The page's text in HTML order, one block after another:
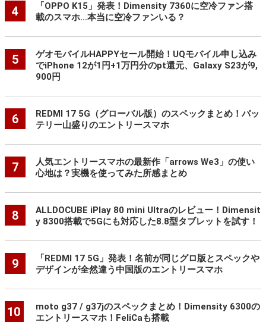
4
「OPPO K15」発表！Dimensity 7360に空冷ファン搭
載のスマホ…本当に空冷ファンいる？
5
ゲオモバイルHAPPYセール開始！UQモバイル申し込み
でiPhone 12が1円+1万円分のpt還元、Galaxy S23が9,
900円
6
REDMI 17 5G（グローバル版）のスペックまとめ！バッ
テリー山盛りのエントリースマホ
7
人気エントリースマホの最新作「arrows We3」の使い
心地は？実機を使ってみた所感まとめ
8
ALLDOCUBE iPlay 80 mini Ultraのレビュー！Dimensit
y 8300搭載で5Gにも対応した8.8型タブレットを試す！
9
「REDMI 17 5G」発表！名前が同じグロ版とスペックや
デザインが全然違う中国版のエントリースマホ
10
moto g37 / g37jのスペックまとめ！Dimensity 6300の
エントリースマホ！FeliCaも搭載